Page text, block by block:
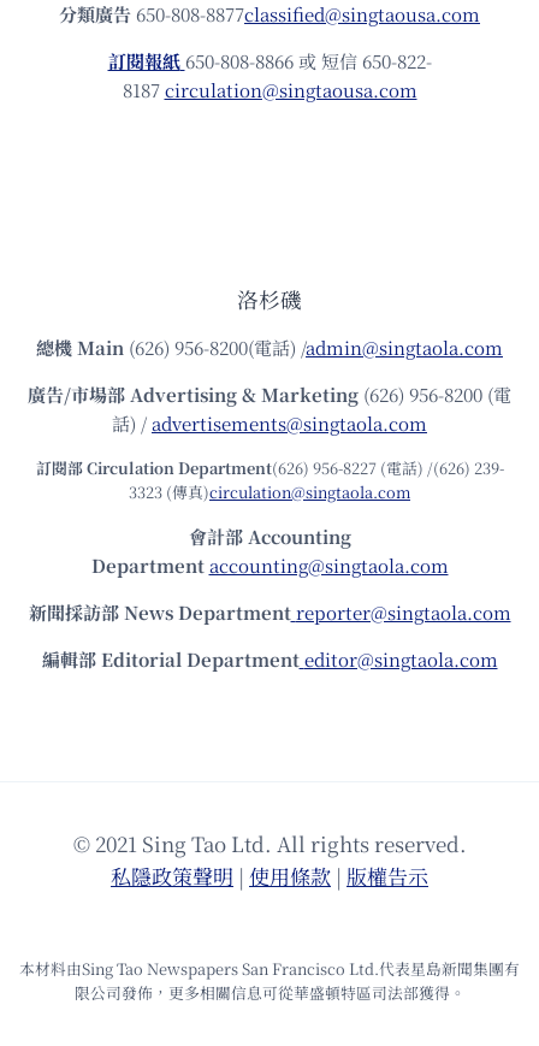
分類廣告 650-808-8877classified@singtaousa.com
訂閱報紙 650-808-8866 或 短信 650-822-
8187circulation@singtaousa.com
洛杉磯
總機Main (626) 956-8200(電話) /admin@singtaola.com
廣告/市場部Advertising & Marketing (626) 956-8200 (電
話) /advertisements@singtaola.com
訂閱部 Circulation Department(626) 956-8227 (電話) /(626) 239-
3323 (傳真)circulation@singtaola.com
會計部 Accounting
Department accounting@singtaola.com
新聞採訪部 News Department reporter@singtaola.com
編輯部 Editorial Department editor@singtaola.com
© 2021 Sing Tao Ltd. All rights reserved.
私隱政策聲明 | 使⽤條款 | 版權告⽰
本材料由Sing Tao Newspapers San Francisco Ltd.代表星島新聞集團有
限公司發佈，更多相關信息可從華盛頓特區司法部獲得。